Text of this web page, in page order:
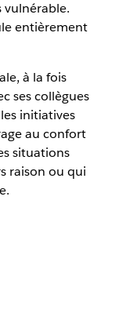
vulnérable.
entièrement
à la fois
ses collègues
initiatives
au confort
situations
raison ou qui